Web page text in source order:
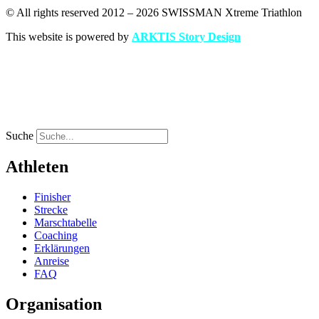
© All rights reserved 2012 – 2026 SWISSMAN Xtreme Triathlon
This website is powered by ARKTIS Story Design
Suche
Athleten
Finisher
Strecke
Marschtabelle
Coaching
Erklärungen
Anreise
FAQ
Organisation